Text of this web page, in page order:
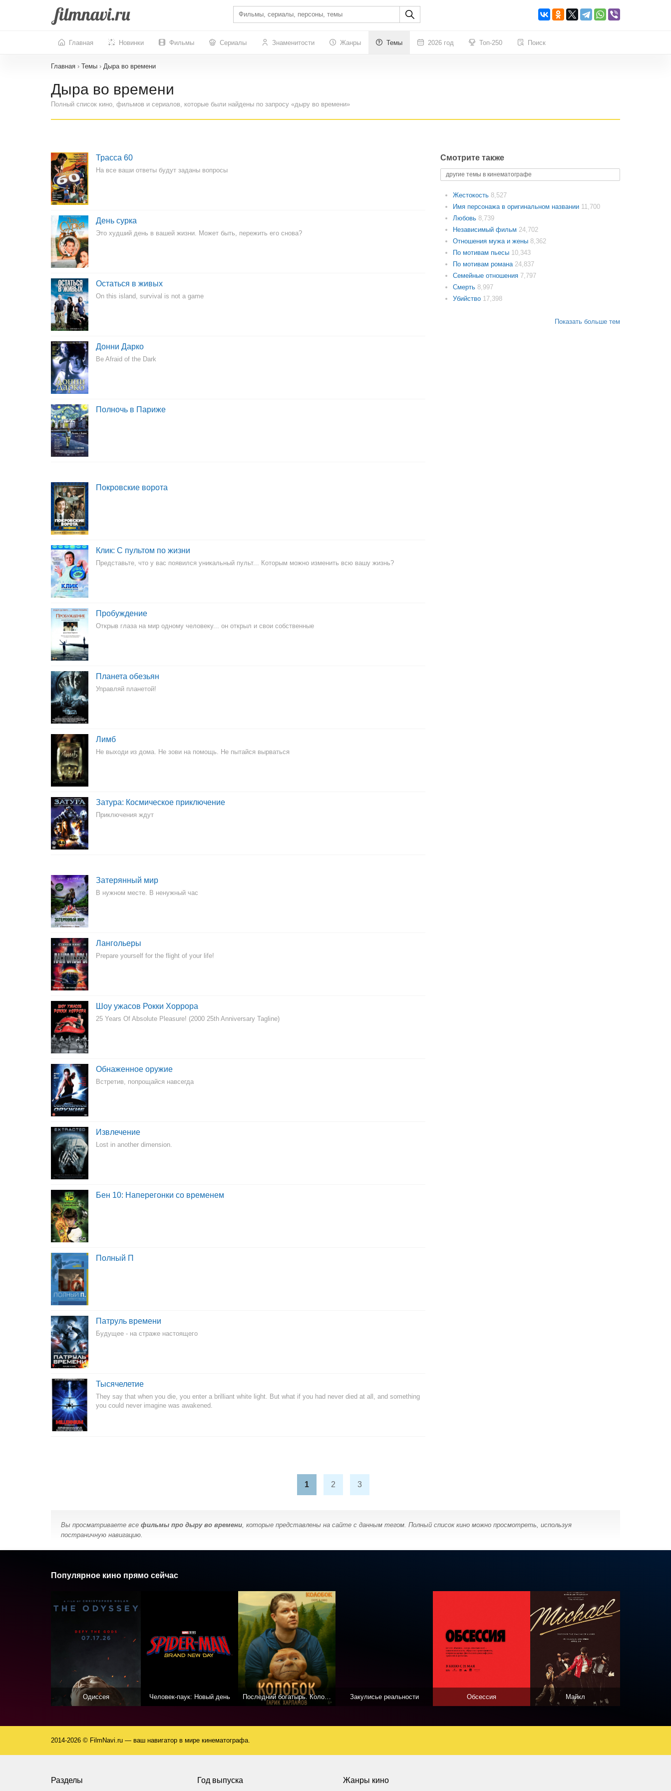
Главная Новинки Фильмы Сериалы Знаменитости Жанры Темы 2026 год Топ-250 Поиск
Главная › Темы › Дыра во времени
Дыра во времени
Полный список кино, фильмов и сериалов, которые были найдены по запросу «дыру во времени»
Трасса 60
На все ваши ответы будут заданы вопросы
День сурка
Это худший день в вашей жизни. Может быть, пережить его снова?
Остаться в живых
On this island, survival is not a game
Донни Дарко
Be Afraid of the Dark
Полночь в Париже
Покровские ворота
Клик: С пультом по жизни
Представьте, что у вас появился уникальный пульт... Которым можно изменить всю вашу жизнь?
Пробуждение
Открыв глаза на мир одному человеку... он открыл и свои собственные
Планета обезьян
Управляй планетой!
Лимб
Не выходи из дома. Не зови на помощь. Не пытайся вырваться
Затура: Космическое приключение
Приключения ждут
Затерянный мир
В нужном месте. В ненужный час
Лангольеры
Prepare yourself for the flight of your life!
Шоу ужасов Рокки Хоррора
25 Years Of Absolute Pleasure! (2000 25th Anniversary Tagline)
Обнаженное оружие
Встретив, попрощайся навсегда
Извлечение
Lost in another dimension.
Бен 10: Наперегонки со временем
Полный П
Патруль времени
Будущее - на страже настоящего
Тысячелетие
They say that when you die, you enter a brilliant white light. But what if you had never died at all, and something
you could never imagine was awakened.
Смотрите также
другие темы в кинематографе
Жестокость 8,527
Имя персонажа в оригинальном названии 11,700
Любовь 8,739
Независимый фильм 24,702
Отношения мужа и жены 8,362
По мотивам пьесы 10,343
По мотивам романа 24,837
Семейные отношения 7,797
Смерть 8,997
Убийство 17,398
Показать больше тем
1 2 3
Вы просматриваете все фильмы про дыру во времени, которые представлены на сайте с данным тегом. Полный список кино можно просмотреть, используя
постраничную навигацию.
Популярное кино прямо сейчас
Одиссея Человек-паук: Новый день Последний богатырь. Колобок Закулисье реальности Обсессия Майкл
2014-2026 © FilmNavi.ru — ваш навигатор в мире кинематографа.
Разделы Год выпуска Жанры кино